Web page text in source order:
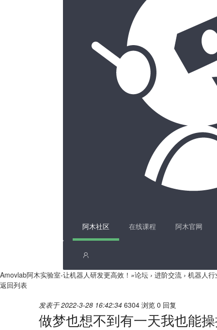
阿木社区 在线课程 阿木官网
Amovlab阿木实验室-让机器人研发更高效！ »论坛 › 进阶交流 › 机器人
返回列表
发表于 2022-3-28 16:42:34 6304 浏览 0 回复
做梦也想不到有一天我也能